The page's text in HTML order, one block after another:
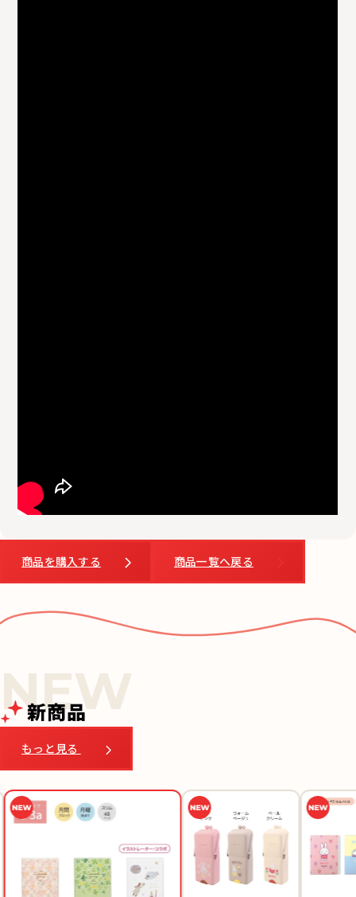
商品を購入する 商品一覧へ戻る
新商品
もっと見る